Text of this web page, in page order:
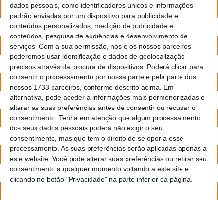
dados pessoais, como identificadores únicos e informações
padrão enviadas por um dispositivo para publicidade e
conteúdos personalizados, medição de publicidade e
conteúdos, pesquisa de audiências e desenvolvimento de
serviços. Com a sua permissão, nós e os nossos parceiros
poderemos usar identificação e dados de geolocalização
precisos através da procura de dispositivos. Poderá clicar para
consentir o processamento por nossa parte e pela parte dos
nossos 1733 parceiros, conforme descrito acima. Em
alternativa, pode aceder a informações mais pormenorizadas e
alterar as suas preferências antes de consentir ou recusar o
consentimento. Tenha em atenção que algum processamento
dos seus dados pessoais poderá não exigir o seu
consentimento, mas que tem o direito de se opor a esse
processamento. As suas preferências serão aplicadas apenas a
este website. Você pode alterar suas preferências ou retirar seu
consentimento a qualquer momento voltando a este site e
clicando no botão "Privacidade" na parte inferior da página.
Esta versão utiliza um motor traseiro diferente
daquele que equipava os anteriores Model 3
fabricados em Fremont. O novo conjunto mecânico,
identificado como 3D7,oferece uma potência
máxima de 194 kW e 340 Nm de binário.
Já o motor utilizado anteriormente, conhecido como
3D6, atingia 220 kW e 440 Nm. Na prática,existe uma
redução tanto na potência como no binário
disponível.
Outro dos fatores que ajuda a explicar a perda de
desempenho está relacionado com a bateria utilizada
neste Model 3. A Tesla optou por uma bateria LFP,
baseada em fosfato de ferro-lítio,uma solução mais
económica e com maior durabilidade.